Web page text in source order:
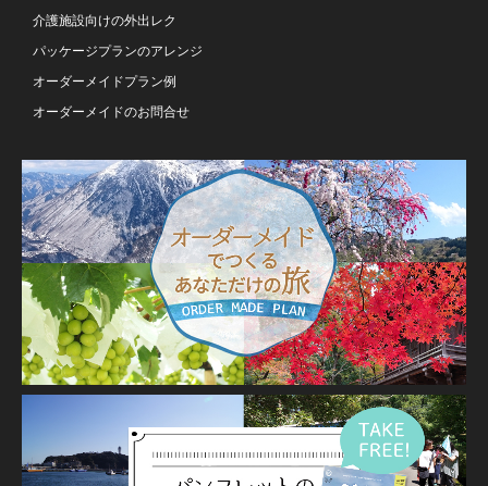
介護施設向けの外出レク
パッケージプランのアレンジ
オーダーメイドプラン例
オーダーメイドのお問合せ